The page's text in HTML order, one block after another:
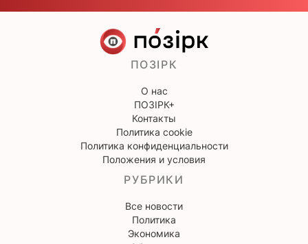
ПОЗІРК
О нас
ПОЗІРК+
Контакты
Политика cookie
Политика конфиденциальности
Положения и условия
РУБРИКИ
Все новости
Политика
Экономика